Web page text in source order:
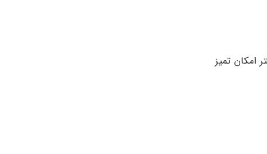
امکان تمیز